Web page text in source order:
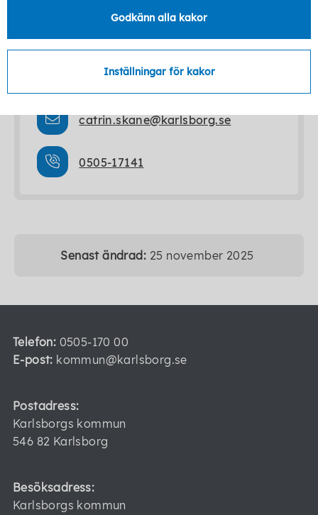
Catrin Skane
catrin.skane@karlsborg.se
0505-17141
Senast ändrad: 25 november 2025
Telefon: 0505-170 00
E-post: kommun@karlsborg.se
Postadress:
Karlsborgs kommun
546 82 Karlsborg
Besöksadress:
Karlsborgs kommun
Godkänn alla kakor
Inställningar för kakor